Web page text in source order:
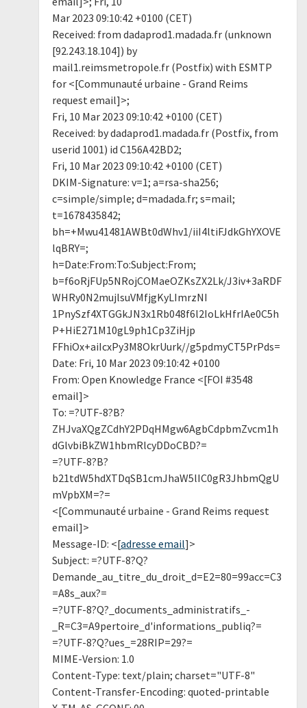
Mar 2023 09:10:42 +0100 (CET)
Received: from dadaprod1.madada.fr (unknown
[92.243.18.104]) by
mail1.reimsmetropole.fr (Postfix) with ESMTP
for <[Communauté urbaine - Grand Reims
request email]>;
Fri, 10 Mar 2023 09:10:42 +0100 (CET)
Received: by dadaprod1.madada.fr (Postfix, from
userid 1001) id C156A42BD2;
Fri, 10 Mar 2023 09:10:42 +0100 (CET)
DKIM-Signature: v=1; a=rsa-sha256;
c=simple/simple; d=madada.fr; s=mail;
t=1678435842;
bh=+Mwu41481AWBt0dWhv1/iiI4ltiFJdkGhYXOVE
lqBRY=;
h=Date:From:To:Subject:From;
b=f6oRjFUp5NRojCOMaeOZKsZX2Lk/J3iv+3aRDF
WHRy0N2mujlsuVMfjgKyLImrzNI
1PnySzf4XTGGkJN3x1Rb048f6l2IoLkHfrIAe0C5h
P+HiE271M10gL9ph1Cp3ZiHjp
FFhiOx+aiIcxPy3M8OkrUurk//g5pdmyCT5PrPds=
Date: Fri, 10 Mar 2023 09:10:42 +0100
From: Open Knowledge France <[FOI #3548
email]>
To: =?UTF-8?B?
ZHJvaXQgZCdhY2PDqHMgw6AgbCdpbmZvcm1h
dGlvbiBkZW1hbmRlcyDDoCBD?=
=?UTF-8?B?
b21tdW5hdXTDqSB1cmJhaW5lIC0gR3JhbmQgU
mVpbXM=?=
<[Communauté urbaine - Grand Reims request
email]>
Message-ID: <[adresse email]>
Subject: =?UTF-8?Q?
Demande_au_titre_du_droit_d=E2=80=99acc=C3
=A8s_aux?=
=?UTF-8?Q?_documents_administratifs_-
_R=C3=A9pertoire_d'informations_publiq?=
=?UTF-8?Q?ues_=28RIP=29?=
MIME-Version: 1.0
Content-Type: text/plain; charset="UTF-8"
Content-Transfer-Encoding: quoted-printable